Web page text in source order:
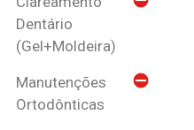
Dentário
(Gel+Moldeira)
Manutenções
Ortodônticas